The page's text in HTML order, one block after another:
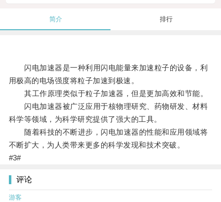
简介 排行
闪电加速器是一种利用闪电能量来加速粒子的设备，利
用极高的电场强度将粒子加速到极速。
其工作原理类似于粒子加速器，但是更加高效和节能。
闪电加速器被广泛应用于核物理研究、药物研发、材料
科学等领域，为科学研究提供了强大的工具。
随着科技的不断进步，闪电加速器的性能和应用领域将
不断扩大，为人类带来更多的科学发现和技术突破。
#3#
评论
游客